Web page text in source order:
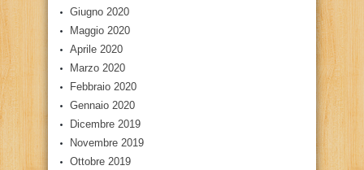
Giugno 2020
Maggio 2020
Aprile 2020
Marzo 2020
Febbraio 2020
Gennaio 2020
Dicembre 2019
Novembre 2019
Ottobre 2019